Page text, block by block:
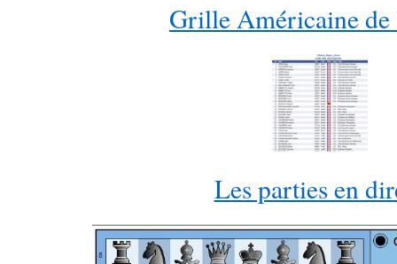
Grille Américaine de
Les parties en